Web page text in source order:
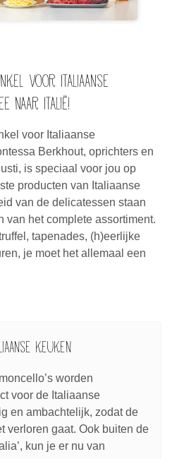
voor Italiaanse
naar Italië!
voor Italiaanse
Berkhout, oprichters en
is speciaal voor jou op
producten van Italiaanse
van de delicatessen staan
van het complete assortiment.
tapenades, (h)eerlijke
je moet het allemaal een
keuken
worden
voor de Italiaanse
en ambachtelijk, zodat de
verloren gaat. Ook buiten de
kun je er nu van